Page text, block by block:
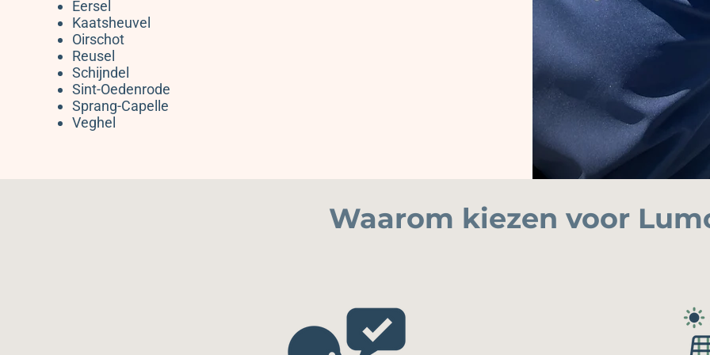
Eersel
Kaatsheuvel
Oirschot
Reusel
Schijndel
Sint-Oedenrode
Sprang-Capelle
Veghel
Waarom kiezen voor